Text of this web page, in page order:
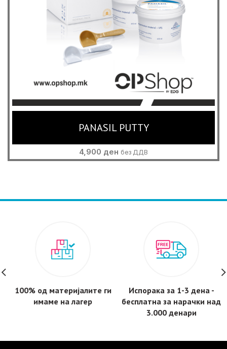
PANASIL PUTTY
4,900 ден без ДДВ
100% од материјалите ги
имаме на лагер
Испорака за 1-3 дена -
бесплатнa за нарачки над
3.000 денари